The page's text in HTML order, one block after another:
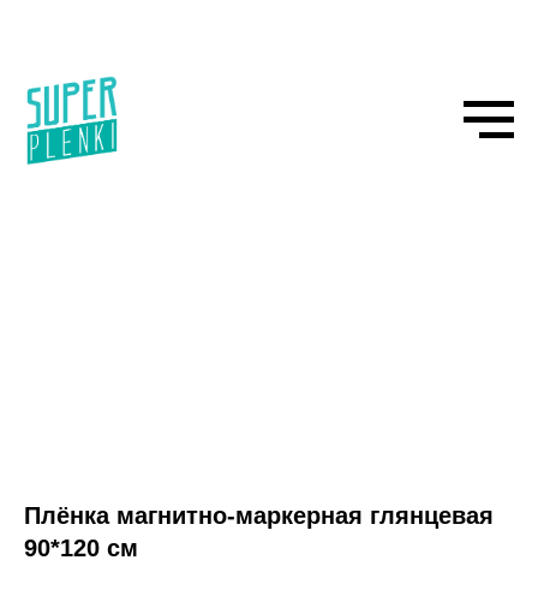
Плёнка магнитно-маркерная глянцевая
90*120 см